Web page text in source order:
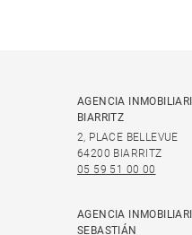
AGENCIA
BIARRITZ
2, PLACE BELLEVUE
64200 BIARRITZ
05 59 51 00 00
AGENCIA
SEBASTIÁN